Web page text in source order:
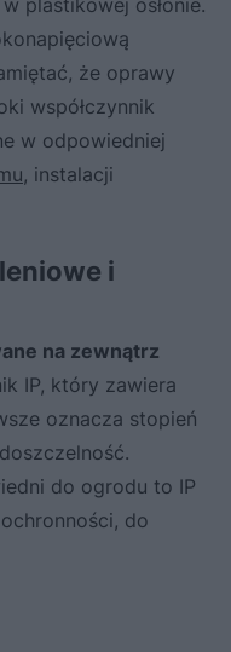
że oprawy
współczynnik
w odpowiedniej
, instalacji
i
na zewnątrz
IP, który zawiera
oznacza stopień
do ogrodu to IP
do